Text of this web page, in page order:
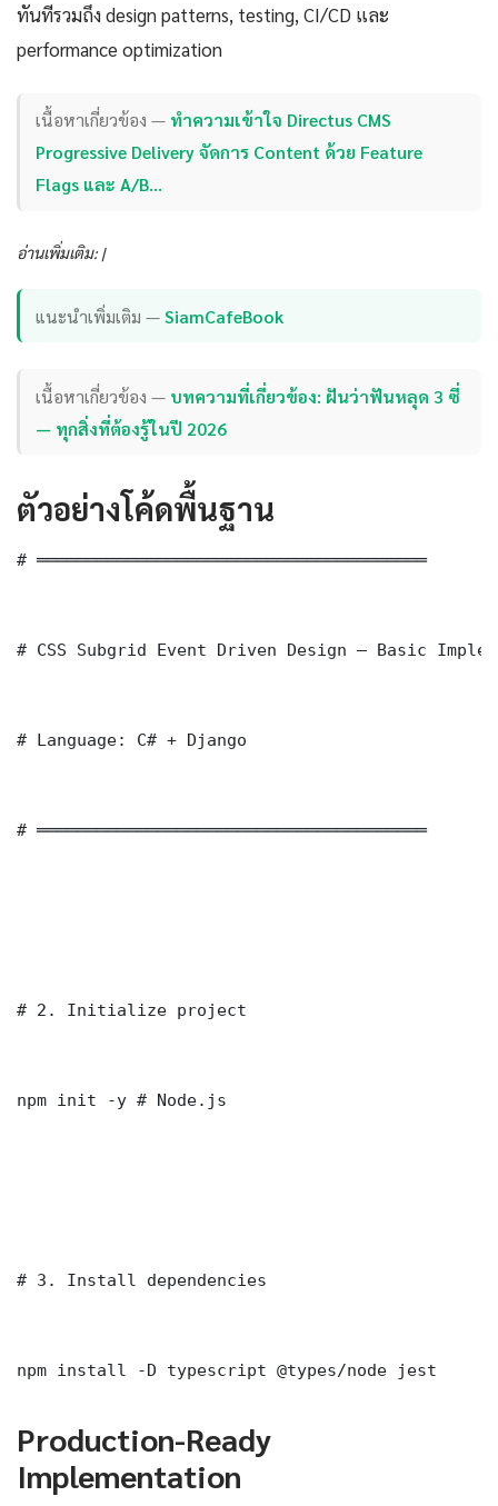
ทันทีรวมถึง design patterns, testing, CI/CD และ
performance optimization
เนื้อหาเกี่ยวข้อง — ทำความเข้าใจ Directus CMS
Progressive Delivery จัดการ Content ด้วย Feature
Flags และ A/B…
อ่านเพิ่มเติม: |
แนะนำเพิ่มเติม —SiamCafeBook
เนื้อหาเกี่ยวข้อง — บทความที่เกี่ยวข้อง: ฝันว่าฟันหลุด 3 ซี่
— ทุกสิ่งที่ต้องรู้ในปี 2026
ตัวอย่างโค้ดพื้นฐาน
# ═══════════════════════════════════════
# CSS Subgrid Event Driven Design — Basic
# Language: C# + Django
# ═══════════════════════════════════════
# 2. Initialize project
npm init -y # Node.js
# 3. Install dependencies
npm install -D typescript @types/node jest
Production-Ready
Implementation